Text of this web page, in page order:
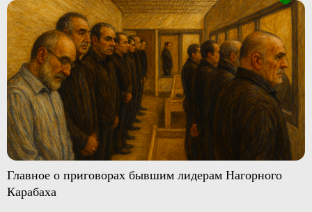
Главное о приговорах бывшим лидерам Нагорного
Карабаха